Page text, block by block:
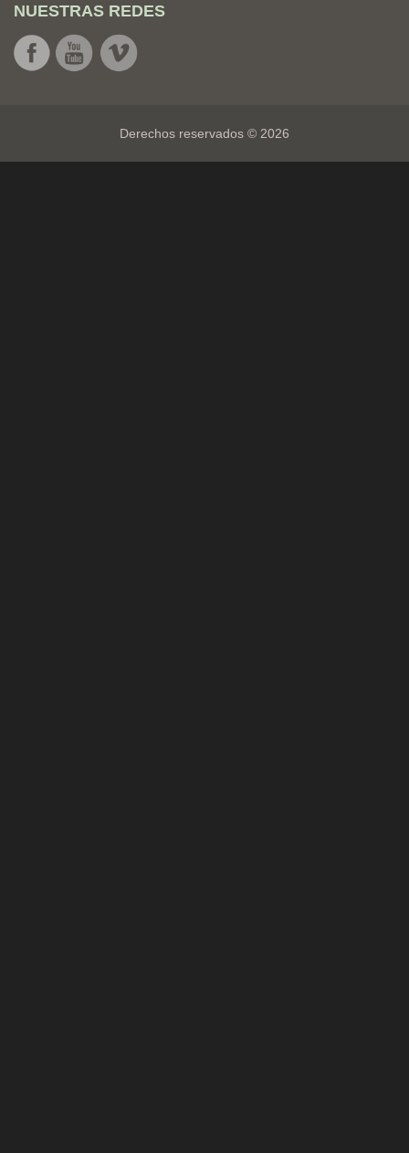
NUESTRAS REDES
Derechos reservados © 2026